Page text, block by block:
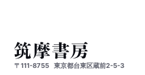
〒111-8755 東京都台東区蔵前2-5-3